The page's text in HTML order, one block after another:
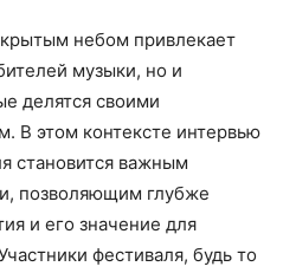
небом привлекает
музыки, но и
делятся своими
В этом контексте интервью
становится важным
позволяющим глубже
и его значение для
фестиваля, будь то